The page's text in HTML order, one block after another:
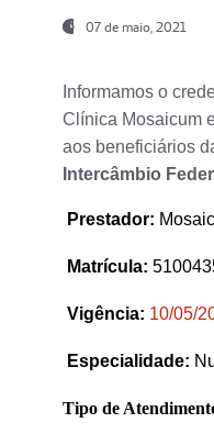
07 de maio, 2021
Informamos o
Clínica Mosaicum
aos beneficiários
Intercâmbio
Prestador:
Matrícula:
Vigência: 10/05/
Especialidade:
Tipo de